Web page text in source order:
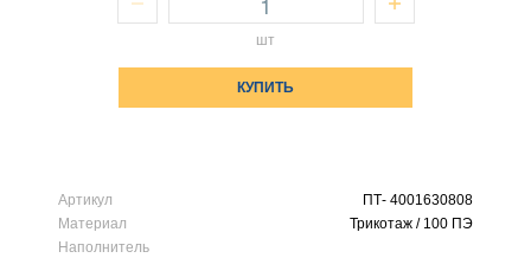
шт
КУПИТЬ
Артикул
ПТ- 4001630808
Материал
Трикотаж / 100 ПЭ
Наполнитель